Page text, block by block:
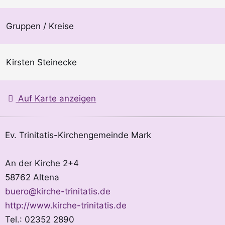
Gruppen / Kreise
Kirsten Steinecke
Auf Karte anzeigen
Ev. Trinitatis-Kirchengemeinde Mark
An der Kirche 2+4
58762 Altena
buero@kirche-trinitatis.de
http://www.kirche-trinitatis.de
Tel.: 02352 2890